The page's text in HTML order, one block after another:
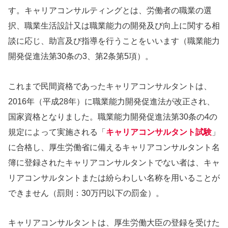
す。キャリアコンサルティングとは、労働者の職業の選
択、職業生活設計又は職業能力の開発及び向上に関する相
談に応じ、助言及び指導を行うことをいいます（職業能力
開発促進法第30条の3、第2条第5項）。
これまで民間資格であったキャリアコンサルタントは、
2016年（平成28年）に職業能力開発促進法が改正され、
国家資格となりました。職業能力開発促進法第30条の4の
規定によって実施される「 キャリアコンサルタント試験」
に合格し、厚生労働省に備えるキャリアコンサルタント名
簿に登録されたキャリアコンサルタントでない者は、キャ
リアコンサルタントまたは紛らわしい名称を用いることが
できません（罰則：30万円以下の罰金）。
キャリアコンサルタントは、厚生労働大臣の登録を受けた